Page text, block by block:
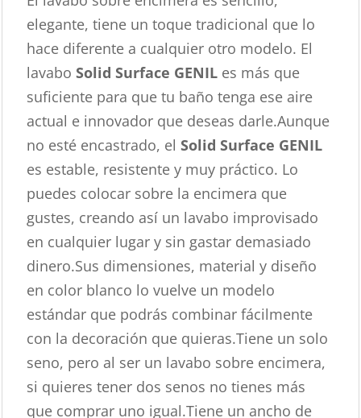
elegante, tiene un toque tradicional que lo
hace diferente a cualquier otro modelo. El
lavaboSolid Surface GENIL es más que
suficiente para que tu baño tenga ese aire
actual e innovador que deseas darle.Aunque
no esté encastrado, elSolid Surface GENIL
es estable, resistente y muy práctico. Lo
puedes colocar sobre la encimera que
gustes, creando así un lavabo improvisado
en cualquier lugar y sin gastar demasiado
dinero.Sus dimensiones, material y diseño
en color blanco lo vuelve un modelo
estándar que podrás combinar fácilmente
con la decoración que quieras.Tiene un solo
seno, pero al ser un lavabo sobre encimera,
si quieres tener dos senos no tienes más
que comprar uno igual.Tiene un ancho de